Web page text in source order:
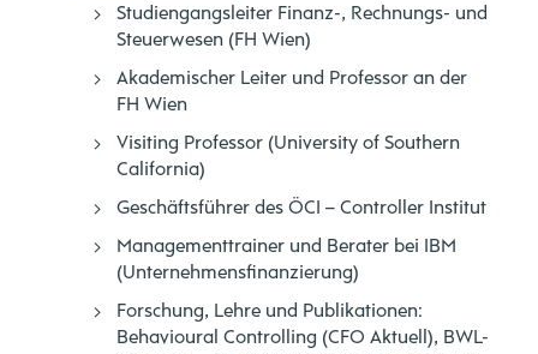
Studiengangsleiter Finanz-, Rechnungs- und
Steuerwesen (FH Wien)
Akademischer Leiter und Professor an der
FH Wien
Visiting Professor (University of Southern
California)
Geschäftsführer des ÖCI – Controller Institut
Managementtrainer und Berater bei IBM
(Unternehmensfinanzierung)
Forschung, Lehre und Publikationen:
Behavioural Controlling (CFO Aktuell), BWL-